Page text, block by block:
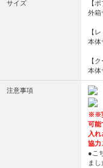
サイズ
【
外箱
【
本体
【
本体
注意事項
※※
可能
入
協力
●こ
ま